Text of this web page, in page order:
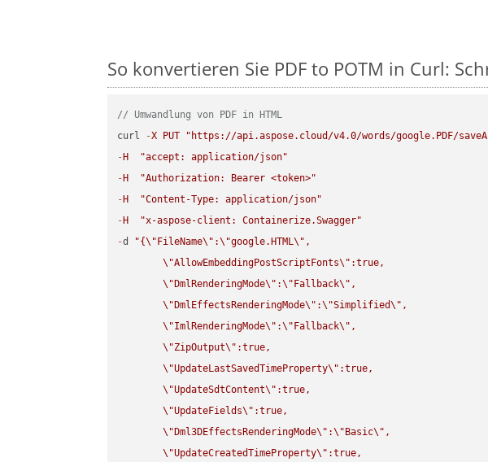
So konvertieren Sie PDF to POTM in Curl:
// Umwandlung von PDF in HTML
curl
-X PUT
"https://api.aspose.cloud/v4.0/words/google.PDF/
- H
"accept: application/json"
- H
"Authorization: Bearer <token>"
- H
"Content-Type: application/json"
- H
"x-aspose-client: Containerize.Swagger"
-d "{\" FileName\" :\"google.HTML\" ,
\"AllowEmbeddingPostScriptFonts\" :true,
\" DmlRenderingMode\" :\" Fallback\" ,
\" DmlEffectsRenderingMode\" :\"Simplified\" ,
\"ImlRenderingMode\" :\" Fallback\" ,
\"ZipOutput\" :true,
\"UpdateLastSavedTimeProperty\" :true,
\"UpdateSdtContent\" :true,
\"UpdateFields\" :true,
\" Dml3DEffectsRenderingMode\" :\" Basic\" ,
\"UpdateCreatedTimeProperty\" :true,